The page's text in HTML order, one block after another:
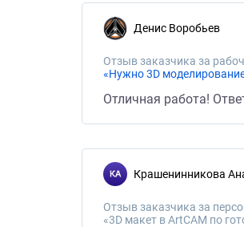
Денис Воробьев
Отзыв заказчика за
«Нужно 3D
Отличная работа!
Крашенинникова
Отзыв заказчика за
«3D макет в ArtCAM по